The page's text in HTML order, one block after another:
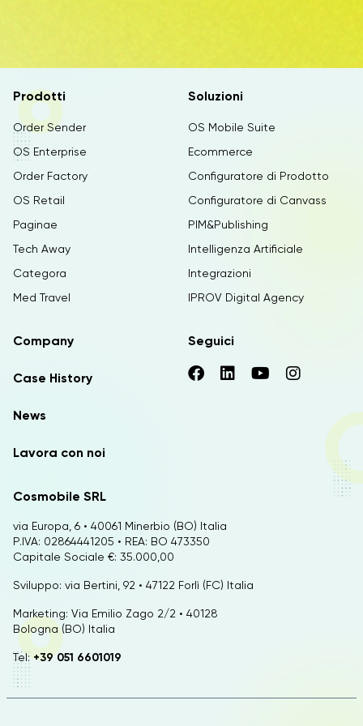
Cosmobile SRL
via Europa, 6 • 40061 Minerbio (BO) Italia
P.IVA: 02864441205 • REA: BO 473350
Capitale Sociale €: 35.000,00
Sviluppo: via Bertini, 92 • 47122 Forlì (FC) Italia
Marketing: Via Emilio Zago 2/2 • 40128
Bologna (BO) Italia
Tel:+39 051 6601019
Prodotti
Order Sender
OS Enterprise
Order Factory
OS Retail
Paginae
Tech Away
Categora
Med Travel
Soluzioni
OS Mobile Suite
Ecommerce
Configuratore di Prodotto
Configuratore di Canvass
PIM&Publishing
Intelligenza Artificiale
Integrazioni
IPROV Digital Agency
Company
Case History
News
Lavora con noi
Seguici